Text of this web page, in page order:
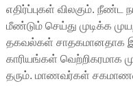
எதிர்ப்புகள் விலகும்.
மீண்டும் செய்து முடிக்க
தகவல்கள் சாதகமானதாக
காரியங்கள் வெற்றிகரமாக
தரும். மாணவர்கள்